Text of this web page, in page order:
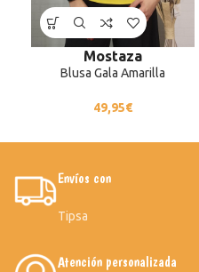
Mostaza
Blusa Gala Amarilla
49,95€
Envíos con
Tipsa
Atención personalizada